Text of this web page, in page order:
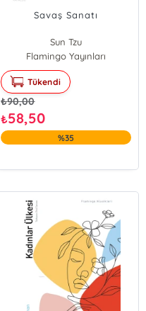
Savaş Sanatı
Sun Tzu
Flamingo Yayınları
Tükendi
₺90,00
₺58,50
%35